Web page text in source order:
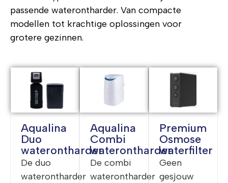
passende waterontharder. Van compacte
modellen tot krachtige oplossingen voor
grotere gezinnen.
Aqualina
Duo
waterontharder
De duo
waterontharder
Aqualina
Combi
waterontharder
De combi
waterontharder
Premium
Osmose
waterfilter
Geen
gesjouw